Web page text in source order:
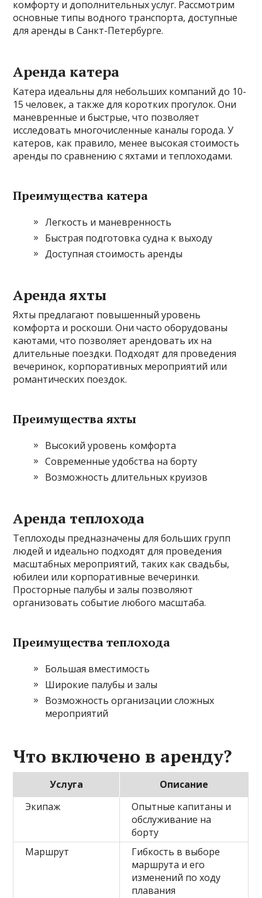
комфорту и дополнительных услуг. Рассмотрим
основные типы водного транспорта, доступные
для аренды в Санкт-Петербурге.
Аренда катера
Катера идеальны для небольших компаний до 10-
15 человек, а также для коротких прогулок. Они
маневренные и быстрые, что позволяет
исследовать многочисленные каналы города. У
катеров, как правило, менее высокая стоимость
аренды по сравнению с яхтами и теплоходами.
Преимущества катера
Легкость и маневренность
Быстрая подготовка судна к выходу
Доступная стоимость аренды
Аренда яхты
Яхты предлагают повышенный уровень
комфорта и роскоши. Они часто оборудованы
каютами, что позволяет арендовать их на
длительные поездки. Подходят для проведения
вечеринок, корпоративных мероприятий или
романтических поездок.
Преимущества яхты
Высокий уровень комфорта
Современные удобства на борту
Возможность длительных круизов
Аренда теплохода
Теплоходы предназначены для больших групп
людей и идеально подходят для проведения
масштабных мероприятий, таких как свадьбы,
юбилеи или корпоративные вечеринки.
Просторные палубы и залы позволяют
организовать событие любого масштаба.
Преимущества теплохода
Большая вместимость
Широкие палубы и залы
Возможность организации сложных
мероприятий
Что включено в аренду?
Услуга
Описание
Экипаж
Опытные капитаны и
обслуживание на
борту
Маршрут
Гибкость в выборе
маршрута и его
изменений по ходу
плавания